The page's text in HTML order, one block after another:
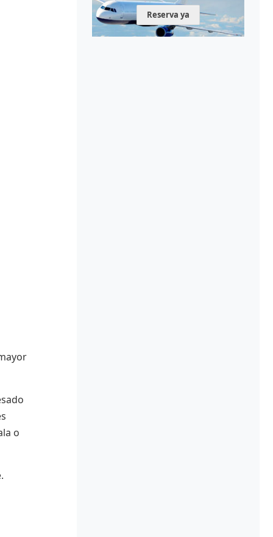
o
Reserva ya